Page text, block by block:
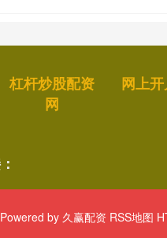
杠杆炒股配资
网
网上
Powered by 久赢配资 RSS地图